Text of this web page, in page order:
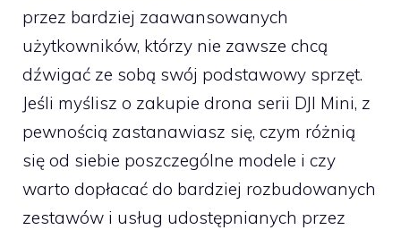
przez bardziej zaawansowanych
użytkowników, którzy nie zawsze chcą
dźwigać ze sobą swój podstawowy sprzęt.
Jeśli myślisz o zakupie drona serii DJI Mini, z
pewnością zastanawiasz się, czym różnią
się od siebie poszczególne modele i czy
warto dopłacać do bardziej rozbudowanych
zestawów i usług udostępnianych przez